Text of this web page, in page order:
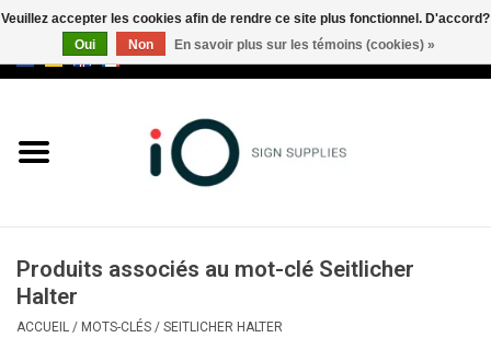
Marques
Appelez-nous au +32 3 353 67
Produits associés au mot-clé Seitlicher
Halter
ACCUEIL / MOTS-CLÉS / SEITLICHER HALTER
Veuillez accepter les cookies afin de rendre ce site plus fonctionnel. D'accord?
Oui
Non En savoir plus sur les témoins (cookies) »